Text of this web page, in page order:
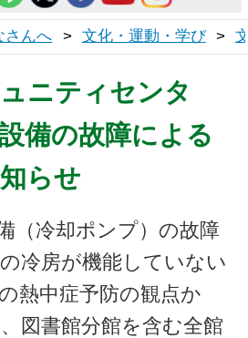
さんへ > 文化・運動・学び >
ニティセンタ
備の故障による
らせ
（冷却ポンプ）の故障
冷房が機能していない
熱中症予防の観点か
図書館分館を含む全館